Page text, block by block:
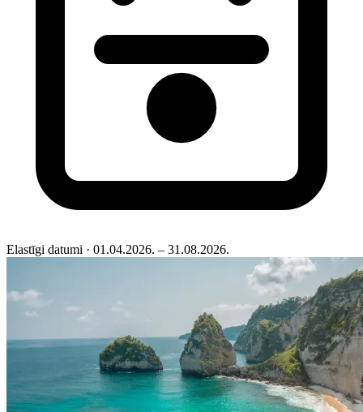
Elastīgi datumi · 01.04.2026. – 31.08.2026.